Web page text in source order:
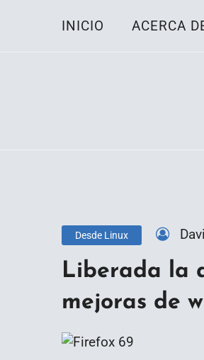
INICIO ACERCA
Desde Linux
Liberada la
mejoras de